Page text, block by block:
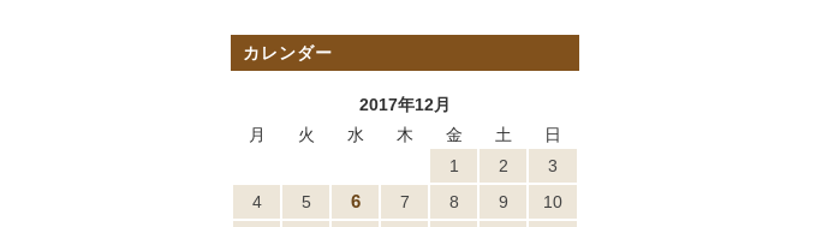
カレンダー
2017年12月
月
火 水 木 金 土
日
1
2
3
4
5 6 7 8 9
10